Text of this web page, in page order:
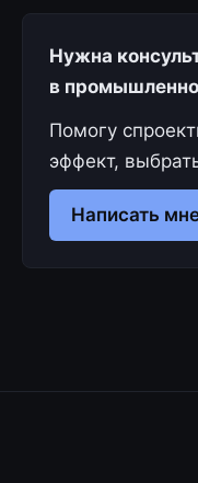
Нужна
в
Помогу
эффект,
Написать